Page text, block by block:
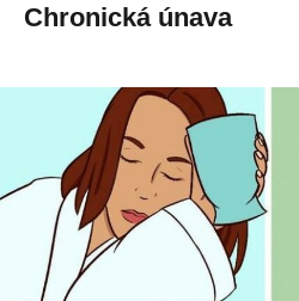
Chronická únava